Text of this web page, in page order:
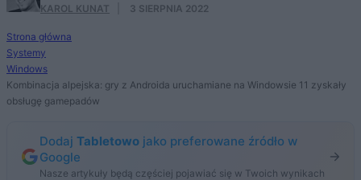
KAROL KUNAT 3 SIERPNIA 2022
Strona główna
Systemy
Windows
Kombinacja alpejska: gry z Androida uruchamiane na Windowsie 11 zyskały
obsługę gamepadów
Dodaj Tabletowo jako preferowane źródło w
Google
Nasze artykuły będą częściej pojawiać się w Twoich wynikach